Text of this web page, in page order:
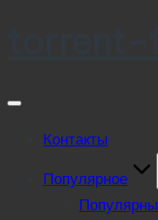
Контакты
Популярное